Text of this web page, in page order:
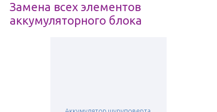
Замена всех элементов
аккумуляторного блока